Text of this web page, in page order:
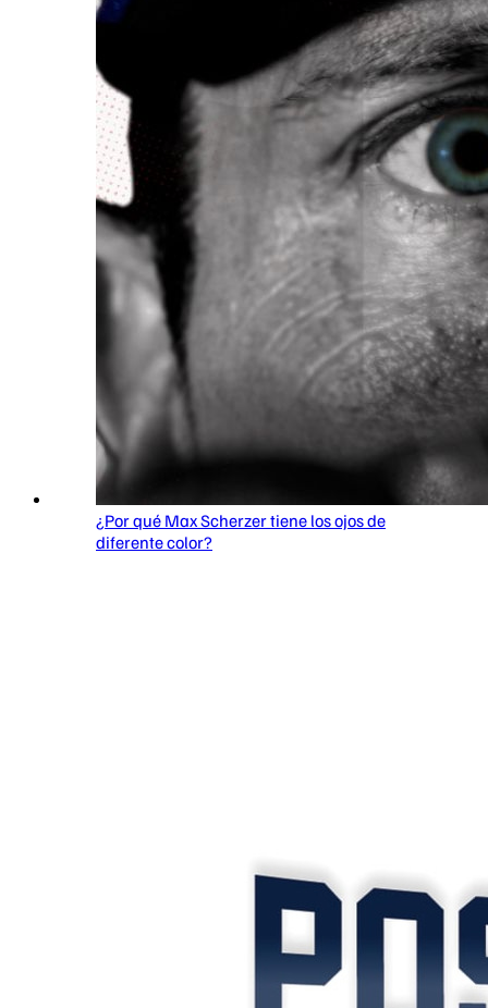
¿Por qué Max Scherzer tiene los ojos de
diferente color?